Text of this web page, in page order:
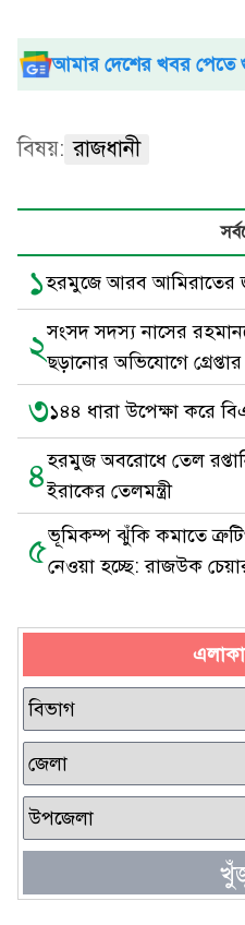
আমার দেশের খবর
বিষয়: রাজধানী
১হরমুজে আরব আমিরাতের
২সংসদ সদস্য নাসের
ছড়ানোর অভিযোগে
৩১৪৪ ধারা উপেক্ষা করে
৪হরমুজ অবরোধে তেল
ইরাকের তেলমন্ত্রী
৫ভূমিকম্প ঝুঁকি কমাতে
নেওয়া হচ্ছে: রাজউক